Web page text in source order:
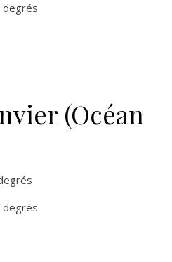
degrés
(Océan
degrés